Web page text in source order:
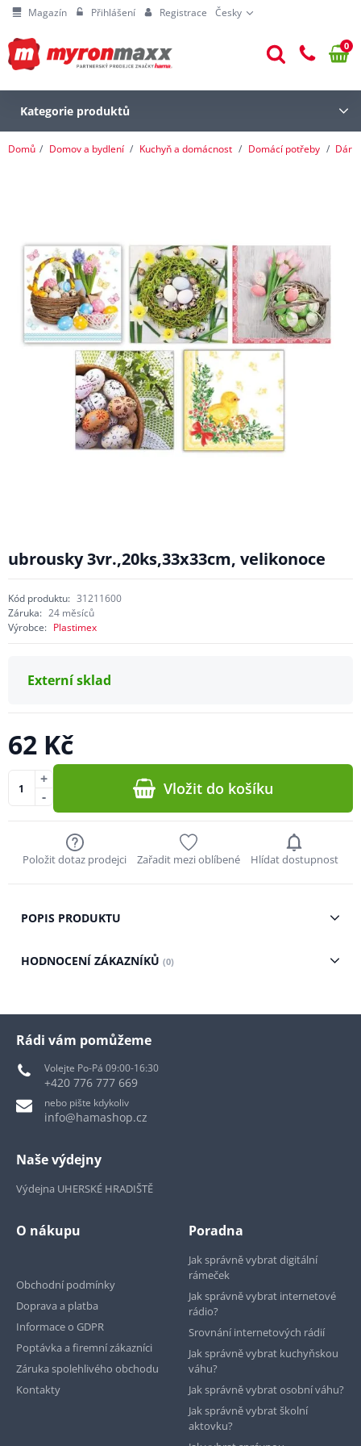
Magazín Přihlášení Registrace Česky
0
Kategorie produktů
Domů Domov a bydlení Kuchyň a domácnost Domácí potřeby
ubrousky 3vr.,20ks,33x33cm, velikonoce
Kód produktu: 31211600
Záruka: 24 měsíců
Výrobce: Plastimex
Externí sklad
62 Kč
-
+ Vložit do košíku
Položit dotaz prodejci Zařadit mezi oblíbené Hlídat dostupnost
POPIS PRODUKTU
HODNOCENÍ ZÁKAZNÍKŮ (0)
Rádi vám pomůžeme
Volejte Po-Pá 09:00-16:30
+420 776 777 669
nebo pište kdykoliv
info@hamashop.cz
Naše výdejny
Výdejna UHERSKÉ HRADIŠTĚ
O nákupu
Obchodní podmínky
Doprava a platba
Informace o GDPR
Poptávka a firemní zákazníci
Záruka spolehlivého obchodu
Kontakty
Poradna
Jak správně vybrat digitální
rámeček
Jak správně vybrat internetové
rádio?
Srovnání internetových rádií
Jak správně vybrat kuchyňskou
váhu?
Jak správně vybrat osobní váhu?
Jak správně vybrat školní
aktovku?